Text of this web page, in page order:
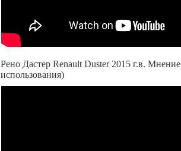
Рено Дастер Renault Duster 2015 г.в. Мнение
использования)